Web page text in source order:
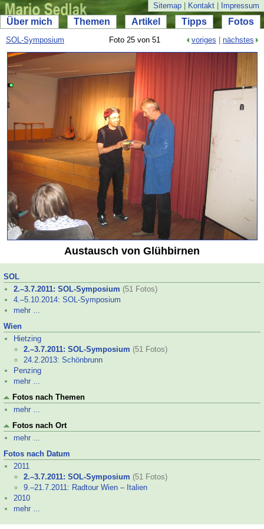
Sitemap Kontakt Impressum
Über mich Themen Artikel Tipps Fotos
SOL-Symposium Foto 25 von 51 voriges nächstes
Austausch von Glühbirnen
SOL
2.–3.7.2011: SOL-Symposium (51 Fotos)
4.–5.10.2014: SOL-Symposium
mehr ...
Wien
Hietzing
2.–3.7.2011: SOL-Symposium (51 Fotos)
24.2.2013: Schönbrunn
Penzing
mehr ...
Fotos nach Themen
mehr ...
Fotos nach Ort
mehr ...
Fotos nach Datum
2011
2.–3.7.2011: SOL-Symposium (51 Fotos)
9.–21.7.2011: Radtour Wien – Italien
2010
mehr ...